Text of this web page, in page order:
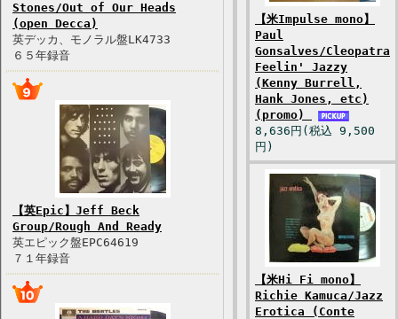
Stones/Out of Our Heads
(open Decca)
英デッカ、モノラル盤LK4733
６５年録音
【英Epic】Jeff Beck
Group/Rough And Ready
英エピック盤EPC64619
７１年録音
【米Impulse mono】
Paul
Gonsalves/Cleopatra
Feelin' Jazzy
(Kenny Burrell,
Hank Jones, etc)
(promo)
8,636円(税込 9,500
円)
【米Hi Fi mono】
Richie Kamuca/Jazz
Erotica (Conte